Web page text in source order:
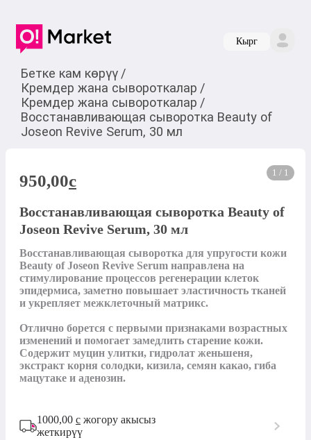
Кырг
Бетке кам көрүү /
Кремдер жана сывороткалар /
Кремдер жана сывороткалар /
Восстанавливающая сыворотка Beauty of
Joseon Revive Serum, 30 мл
1 / 1
950,00c
Восстанавливающая сыворотка Beauty of
Joseon Revive Serum, 30 мл
Восстанавливающая сыворотка для упругости кожи
Beauty of Joseon Revive Serum направлена на
стимулирование процессов регенерации клеток
эпидермиса, заметно повышает эластичность тканей
и укрепляет межклеточный матрикс.
Отлично борется с первыми признаками возрастных
изменений и помогает замедлить старение кожи.
Содержит муцин улитки, гидролат женьшеня,
экстракт корня солодки, кизила, семян какао, гиба
мацутаке и аденозин.
1000,00 с жогору акысыз
жеткирүү